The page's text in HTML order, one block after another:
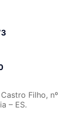
Filho, nº
– ES.